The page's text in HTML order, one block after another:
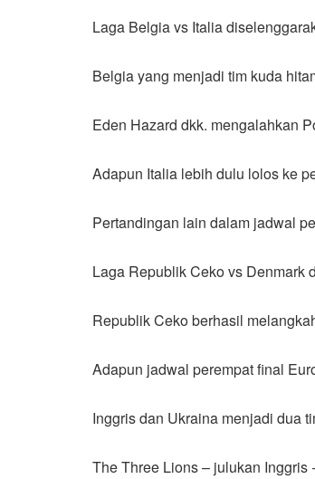
Laga Belgia vs Italia
Belgia yang menjadi tim kuda
Eden Hazard dkk. mengalahkan
Adapun Italia lebih dulu lolos ke
Pertandingan lain dalam jadwal
Laga Republik Ceko vs Denmark
Republik Ceko berhasil
Adapun jadwal perempat final
Inggris dan Ukraina menjadi dua
The Three Lions – julukan